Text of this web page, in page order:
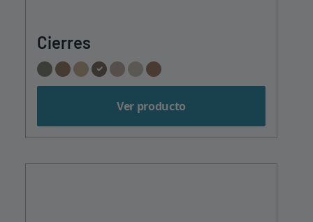
Cierres
Ver producto